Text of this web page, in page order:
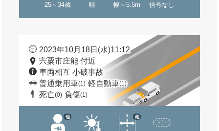
25～34歳 晴 幅～5.5m 信号なし
2023年10月18日(水)11:12
宍粟市庄能 付近
車両相互 小破事故
普通乗用車(1) 軽自動車(1)
死亡(0) 負傷(1)
他 他